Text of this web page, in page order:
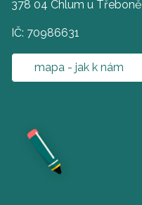
378 04 Chlum u Třeboně
IČ: 70986631
mapa - jak k nám